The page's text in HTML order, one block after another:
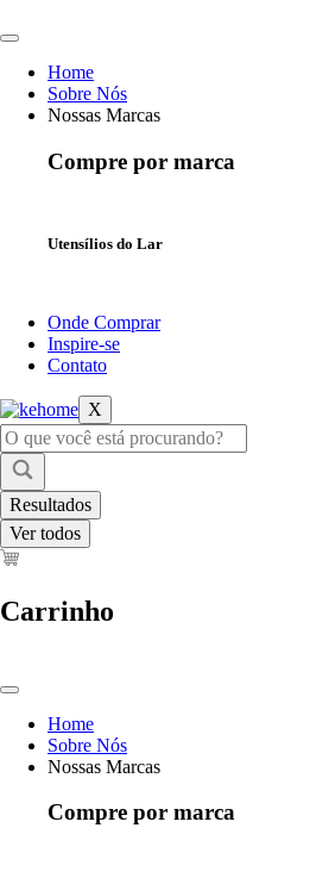
para
conteúdoHome
Sobre Nós
Nossas Marcas
Compre por marca
Utensílios do Lar
Onde Comprar
Inspire-se
Contato
X
Pesquisar
...
Resultados
Ver todos
Carrinho
Home
Sobre Nós
Nossas Marcas
Compre por marca